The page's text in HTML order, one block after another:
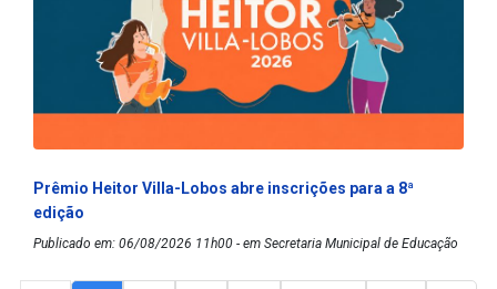
Prêmio Heitor Villa-Lobos abre inscrições para a 8ª
edição
Publicado em: 06/08/2026 11h00 - em Secretaria Municipal de Educação